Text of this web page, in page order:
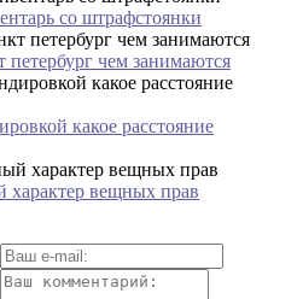
со штрафстоянки
петербург чем занимаются
какое расстояние
характер вещных прав